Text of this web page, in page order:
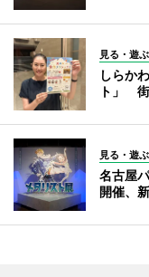
見る・遊ぶ
しらか
ト」
見る・遊ぶ
名古屋
開催、